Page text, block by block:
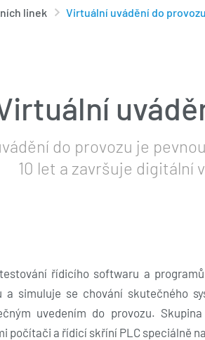
linek Virtuální uvádění do provozu
do provozu je
10 let a završuje digitální
řídicího softwaru a
a simuluje se chování skutečného
uvedením do provozu.
počítači a řídicí skříní PLC speciálně